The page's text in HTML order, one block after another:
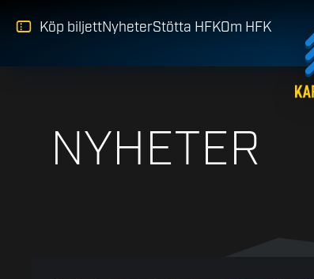
Köp biljettNyheterStötta HFKOm HFK
NYHETER